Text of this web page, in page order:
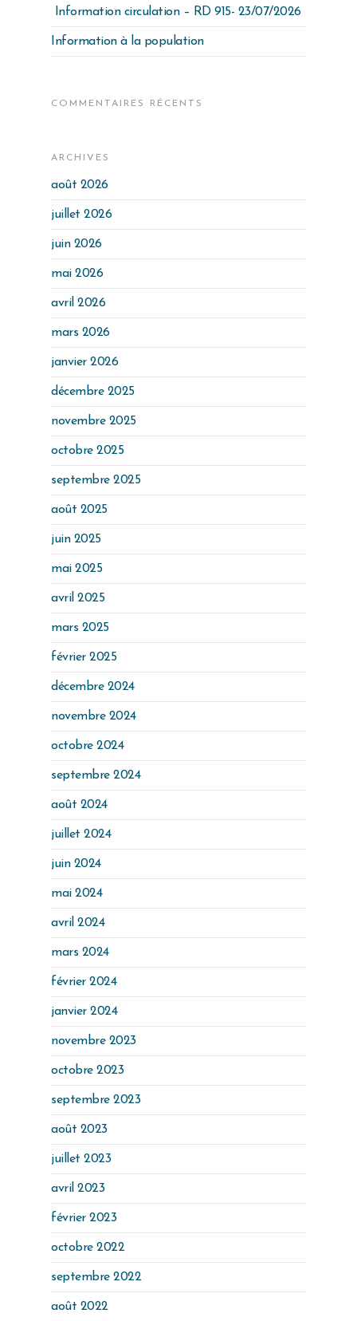
Information circulation – RD 915- 23/07/2026
Information à la population
COMMENTAIRES RÉCENTS
ARCHIVES
août 2026
juillet 2026
juin 2026
mai 2026
avril 2026
mars 2026
janvier 2026
décembre 2025
novembre 2025
octobre 2025
septembre 2025
août 2025
juin 2025
mai 2025
avril 2025
mars 2025
février 2025
décembre 2024
novembre 2024
octobre 2024
septembre 2024
août 2024
juillet 2024
juin 2024
mai 2024
avril 2024
mars 2024
février 2024
janvier 2024
novembre 2023
octobre 2023
septembre 2023
août 2023
juillet 2023
avril 2023
février 2023
octobre 2022
septembre 2022
août 2022